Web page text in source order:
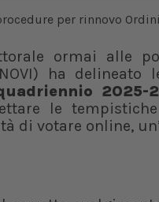
ormai alle
ha delineato
2025-
le
di votare online,